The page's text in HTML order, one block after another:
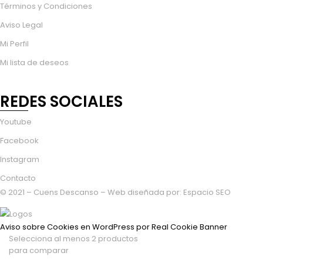
Términos y Condiciones
Aviso Legal
Mi Perfil
Mi lista de deseos
REDES SOCIALES
Youtube
Facebook
Instagram
Contacto
© 2021 – Cuens Descanso – Web diseñada por: Espacio SEO
Aviso sobre Cookies en WordPress por Real Cookie Banner
Selecciona al menos 2 productos
para comparar